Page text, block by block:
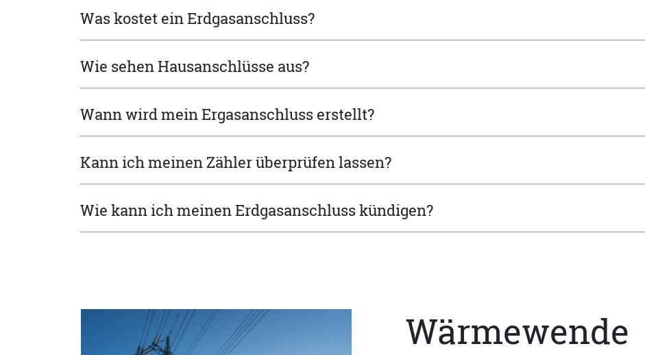
Was kostet ein Erdgasanschluss?
Wie sehen Hausanschlüsse aus?
Wann wird mein Ergasanschluss erstellt?
Kann ich meinen Zähler überprüfen lassen?
Wie kann ich meinen Erdgasanschluss kündigen?
Wärmewende